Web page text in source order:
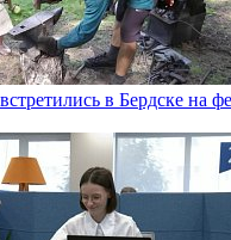
в Бердске на